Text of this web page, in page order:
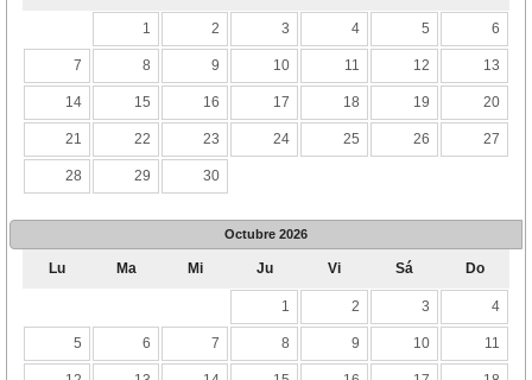
1 2 3 4 5 6
7 8 9 10 11 12 13
14 15 16 17 18 19 20
21 22 23 24 25 26 27
28 29 30
Octubre 2026
Lu Ma Mi Ju Vi Sá Do
1 2 3 4
5 6 7 8 9 10 11